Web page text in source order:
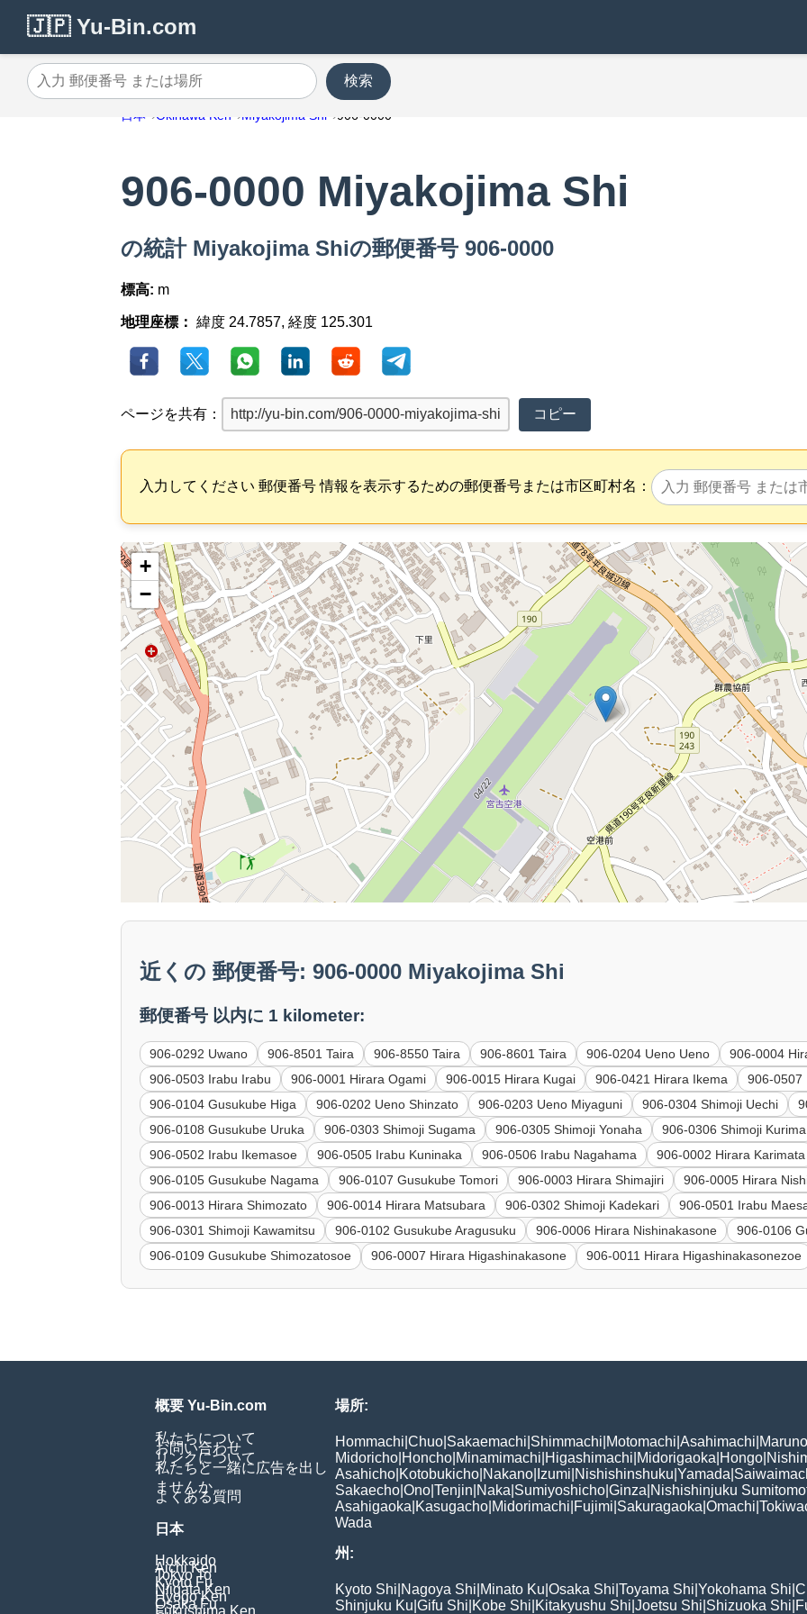
🇯🇵 Yu-Bin.com
入力 郵便番号 または場所
検索
日本 Okinawa Ken Miyakojima Shi 906-0000
906-0000 Miyakojima Shi
の統計 Miyakojima Shiの郵便番号 906-0000
標高: m
地理座標： 緯度 24.7857, 経度 125.301
ページを共有： コピー
入力してください 郵便番号 情報を表示するための郵便番号または市区町村名：
+
−
近くの 郵便番号: 906-0000 Miyakojima Shi
郵便番号 以内に 1 kilometer:
906-0292 Uwano 906-8501 Taira 906-8550 Taira 906-8601 Taira 906-0204 Ueno Ueno
906-0004
906-0503 Irabu Irabu
906-0001 Hirara Ogami 906-0015 Hirara Kugai 906-0421 Hirara Ikema
906-0507
906-0104 Gusukube Higa
906-0202 Ueno Shinzato 906-0203 Ueno Miyaguni 906-0304 Shimoji Uechi
906-0108 Gusukube Uruka
906-0303 Shimoji Sugama 906-0305 Shimoji Yonaha
906-0306 Shimoji Kurima
906-0502 Irabu Ikemasoe
906-0505 Irabu Kuninaka 906-0506 Irabu Nagahama
906-0002 Hirara Karimata
906-0105 Gusukube Nagama
906-0107 Gusukube Tomori 906-0003 Hirara Shimajiri
906-0005 Hirara
906-0013 Hirara Shimozato
906-0014 Hirara Matsubara 906-0302 Shimoji Kadekari
906-0501 Irabu
906-0301 Shimoji Kawamitsu
906-0102 Gusukube Aragusuku 906-0006 Hirara Nishinakasone
906-0106
906-0109 Gusukube Shimozatosoe
906-0007 Hirara Higashinakasone 906-0011 Hirara Higashinakasonezoe
概要 Yu-Bin.com
私たちについて
お問い合わせ
リンクについて
私たちと一緒に広告を出し
ませんか
よくある質問
日本
Hokkaido
Aichi Ken
Tokyo To
Kyoto Fu
Niigata Ken
Hyogo Ken
Osaka Fu
Fukushima Ken
場所:
Hommachi Chuo Sakaemachi Shimmachi Motomachi Asahimachi
Midoricho Honcho Minamimachi Higashimachi Midorigaoka Hongo
Asahicho Kotobukicho Nakano Izumi Nishishinshuku Yamada
Sakaecho Ono Tenjin Naka Sumiyoshicho Ginza Nishishinjuku
Asahigaoka Kasugacho Midorimachi Fujimi Sakuragaoka Omachi
Wada
州:
Kyoto Shi Nagoya Shi Minato Ku Osaka Shi Toyama Shi Yokohama Shi
Shinjuku Ku Gifu Shi Kobe Shi Kitakyushu Shi Joetsu Shi Shizuoka Shi